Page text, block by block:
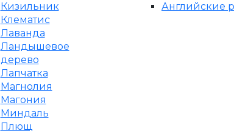
Кизильник
Клематис
Лаванда
Ландышевое
дерево
Лапчатка
Магнолия
Магония
Миндаль
Плющ
Английские